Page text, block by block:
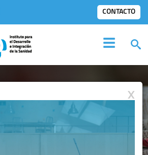
CONTACTO
X